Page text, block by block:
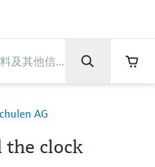
提高
全方
业生
AG
the clock